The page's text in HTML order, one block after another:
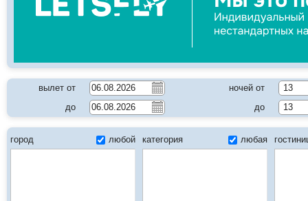
вылет от ночей от
13
до
до 13
город любой категория любая